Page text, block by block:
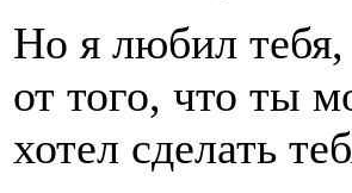
Но я любил
от того, что ты
хотел сделать